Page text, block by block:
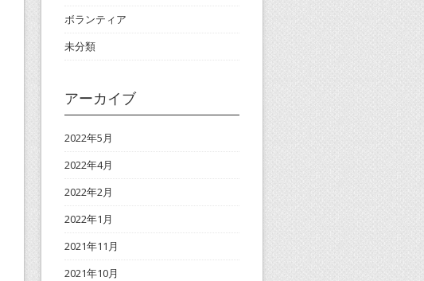
ボランティア
未分類
アーカイブ
2022年5月
2022年4月
2022年2月
2022年1月
2021年11月
2021年10月